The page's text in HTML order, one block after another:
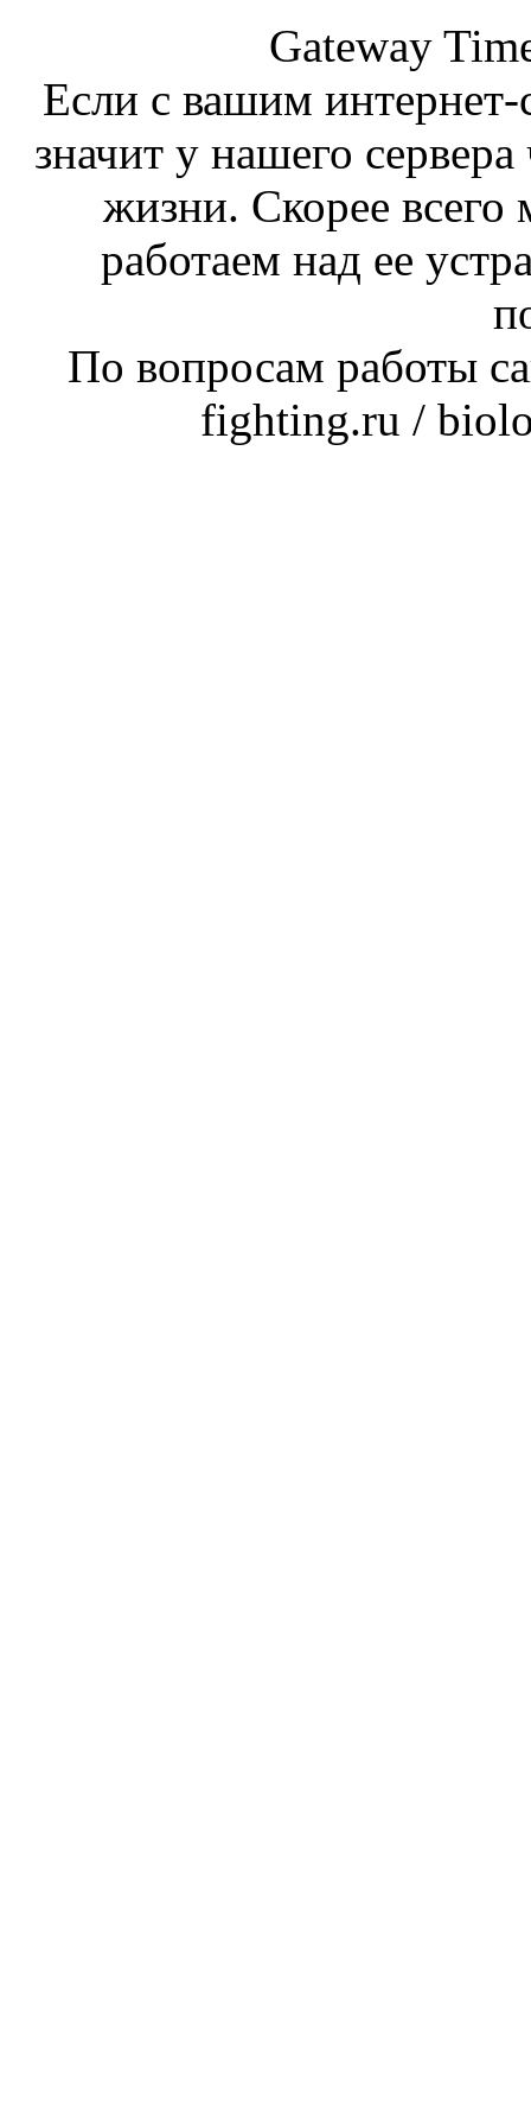
Gateway
Если с вашим интернет-
значит у нашего
жизни. Скорее
работаем над ее
По вопросам работы
fighting.ru /